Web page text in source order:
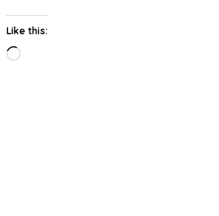
Like this:
Loading…